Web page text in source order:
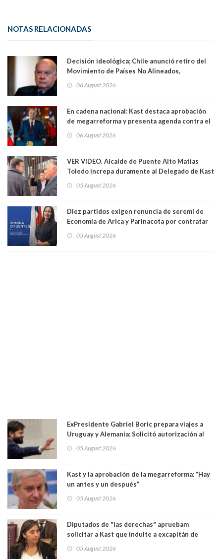
NOTAS RELACIONADAS
Decisión ideológica; Chile anunció retiro del
Movimiento de Países No Alineados,
1971. Excanciller Insulza lamentó decisión
06 August 2026
En cadena nacional: Kast destaca aprobación
de megarreforma y presenta agenda contra el
06 August 2026
VER VIDEO. Alcalde de Puente Alto Matías
Toledo increpa duramente al Delegado de Kast
delegado nuevamente arrancando"
05 August 2026
Diez partidos exigen renuncia de seremi de
Economía de Arica y Parinacota por contratar
una militante de RN, detenida con 47 kilos de
05 August 2026
ExPresidente Gabriel Boric prepara viajes a
Uruguay y Alemania: Solicitó autorización al
05 August 2026
Kast y la aprobación de la megarreforma: “Hay
un antes y un después”
05 August 2026
Diputados de "las derechas" apruebam
solicitar a Kast que indulte a excapitán de
senadora Fabiola Campillai
05 August 2026